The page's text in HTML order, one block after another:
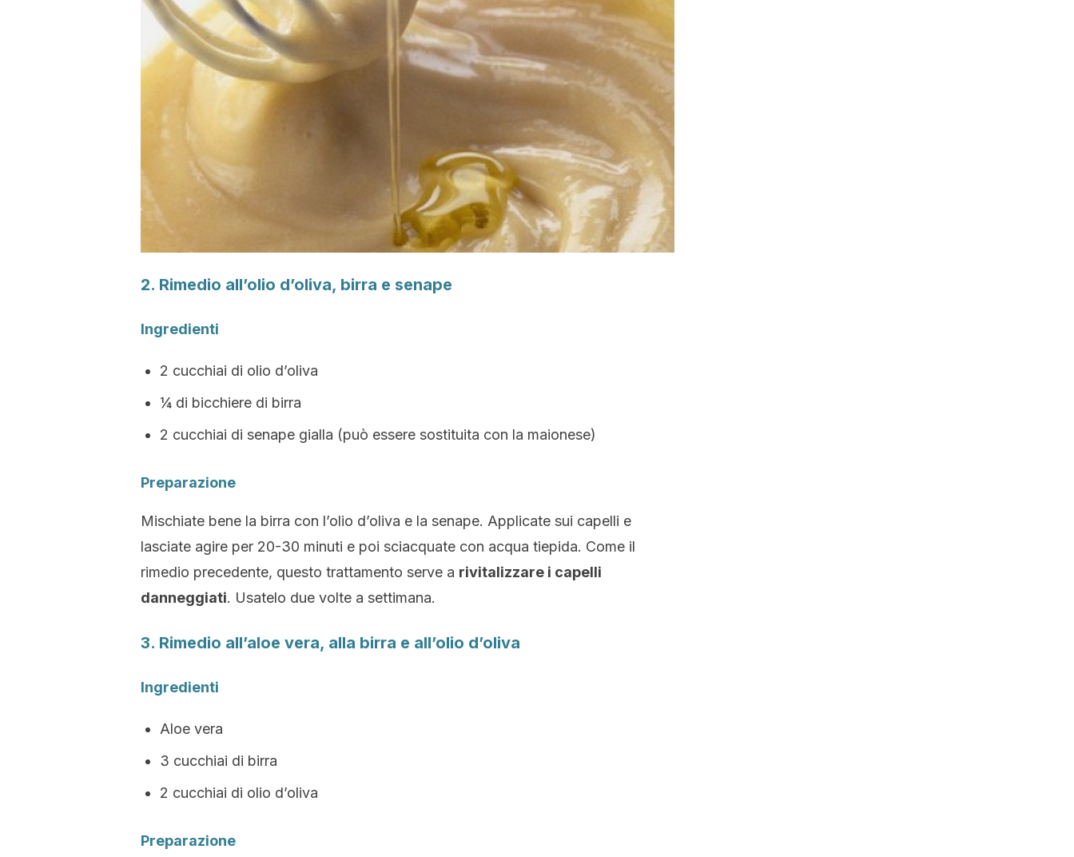
2. Rimedio all’olio d’oliva, birra e senape
Ingredienti
2 cucchiai di olio d’oliva
¼ di bicchiere di birra
2 cucchiai di senape gialla (può essere sostituita con la maionese)
Preparazione
Mischiate bene la birra con l’olio d’oliva e la senape. Applicate sui capelli e
lasciate agire per 20-30 minuti e poi sciacquate con acqua tiepida. Come il
rimedio precedente, questo trattamento serve a rivitalizzare i capelli
danneggiati. Usatelo due volte a settimana.
3. Rimedio all’aloe vera, alla birra e all’olio d’oliva
Ingredienti
Aloe vera
3 cucchiai di birra
2 cucchiai di olio d’oliva
Preparazione